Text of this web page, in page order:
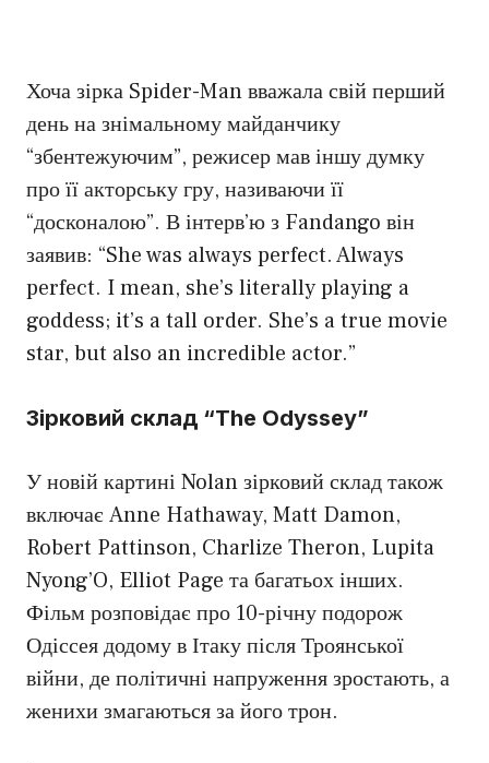
Хоча зірка Spider-Man вважала свій перший
день на знімальному майданчику
“збентежуючим”, режисер мав іншу думку
про її акторську гру, називаючи її
“досконалою”. В інтерв’ю з Fandango він
заявив: “She was always perfect. Always
perfect. I mean, she’s literally playing a
goddess; it’s a tall order. She’s a true movie
star, but also an incredible actor.”
Зірковий склад “The Odyssey”
У новій картині Nolan зірковий склад також
включає Anne Hathaway, Matt Damon,
Robert Pattinson, Charlize Theron, Lupita
Nyong’O, Elliot Page та багатьох інших.
Фільм розповідає про 10-річну подорож
Одіссея додому в Ітаку після Троянської
війни, де політичні напруження зростають, а
женихи змагаються за його трон.